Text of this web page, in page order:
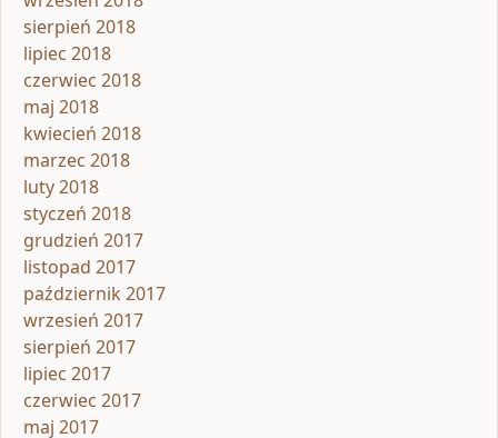
sierpień 2018
lipiec 2018
czerwiec 2018
maj 2018
kwiecień 2018
marzec 2018
luty 2018
styczeń 2018
grudzień 2017
listopad 2017
październik 2017
wrzesień 2017
sierpień 2017
lipiec 2017
czerwiec 2017
maj 2017